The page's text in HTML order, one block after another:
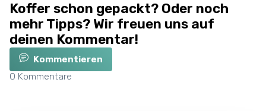
Koffer schon gepackt? Oder noch
mehr Tipps? Wir freuen uns auf
deinen Kommentar!
Kommentieren
0 Kommentare